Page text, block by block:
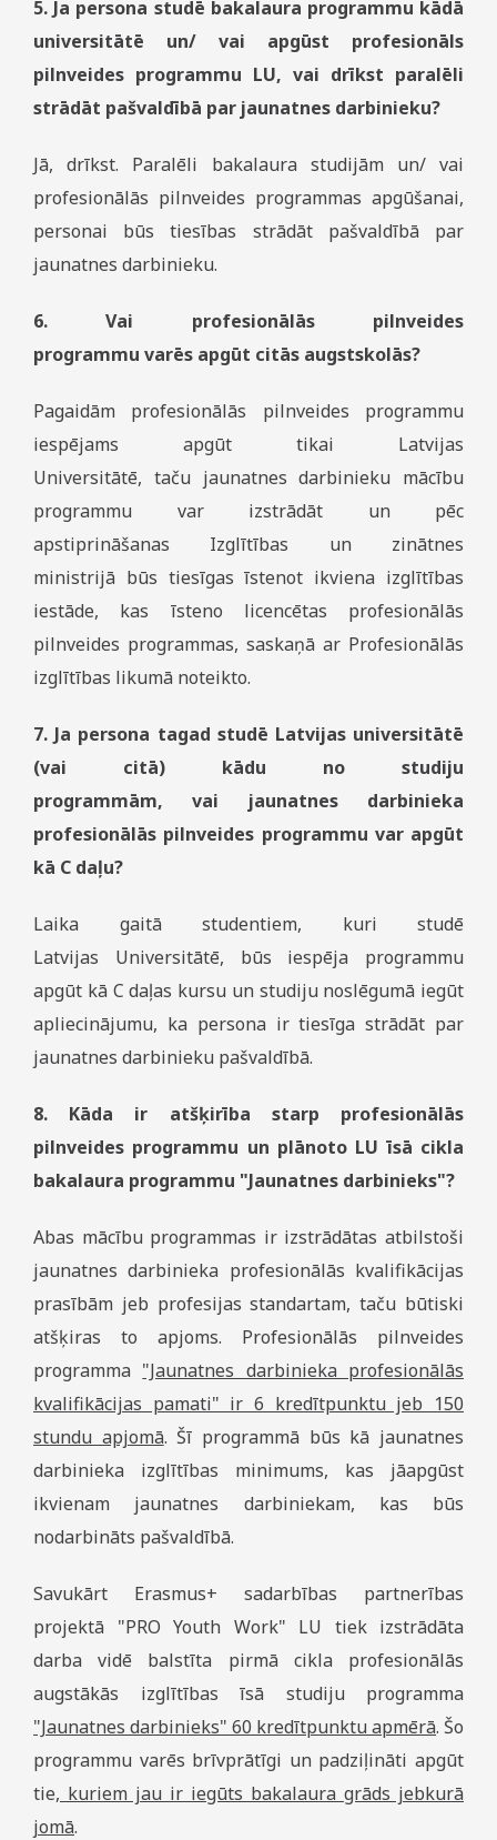
5. Ja persona studē bakalaura programmu kādā
universitātē un/ vai apgūst profesionāls
pilnveides programmu LU, vai drīkst paralēli
strādāt pašvaldībā par jaunatnes darbinieku?
Jā, drīkst. Paralēli bakalaura studijām un/ vai
profesionālās pilnveides programmas apgūšanai,
personai būs tiesības strādāt pašvaldībā par
jaunatnes darbinieku.
6. Vai profesionālās pilnveides
programmu varēs apgūt citās augstskolās?
Pagaidām profesionālās pilnveides programmu
iespējams apgūt tikai Latvijas
Universitātē, taču jaunatnes darbinieku mācību
programmu var izstrādāt un pēc
apstiprināšanas Izglītības un zinātnes
ministrijā būs tiesīgas īstenot ikviena izglītības
iestāde, kas īsteno licencētas profesionālās
pilnveides programmas, saskaņā ar Profesionālās
izglītības likumā noteikto.
7. Ja persona tagad studē Latvijas universitātē
(vai citā) kādu no studiju
programmām, vai jaunatnes darbinieka
profesionālās pilnveides programmu var apgūt
kā C daļu?
Laika gaitā studentiem, kuri studē
Latvijas Universitātē, būs iespēja programmu
apgūt kā C daļas kursu un studiju noslēgumā iegūt
apliecinājumu, ka persona ir tiesīga strādāt par
jaunatnes darbinieku pašvaldībā.
8. Kāda ir atšķirība starp profesionālās
pilnveides programmu un plānoto LU īsā cikla
bakalaura programmu "Jaunatnes darbinieks"?
Abas mācību programmas ir izstrādātas atbilstoši
jaunatnes darbinieka profesionālās kvalifikācijas
prasībām jeb profesijas standartam, taču būtiski
atšķiras to apjoms. Profesionālās pilnveides
programma "Jaunatnes darbinieka profesionālās
kvalifikācijas pamati" ir 6 kredītpunktu jeb 150
stundu apjomā. Šī programmā būs kā jaunatnes
darbinieka izglītības minimums, kas jāapgūst
ikvienam jaunatnes darbiniekam, kas būs
nodarbināts pašvaldībā.
Savukārt Erasmus+ sadarbības partnerības
projektā "PRO Youth Work" LU tiek izstrādāta
darba vidē balstīta pirmā cikla profesionālās
augstākās izglītības īsā studiju programma
"Jaunatnes darbinieks" 60 kredītpunktu apmērā. Šo
programmu varēs brīvprātīgi un padziļināti apgūt
tie, kuriem jau ir iegūts bakalaura grāds jebkurā
jomā.